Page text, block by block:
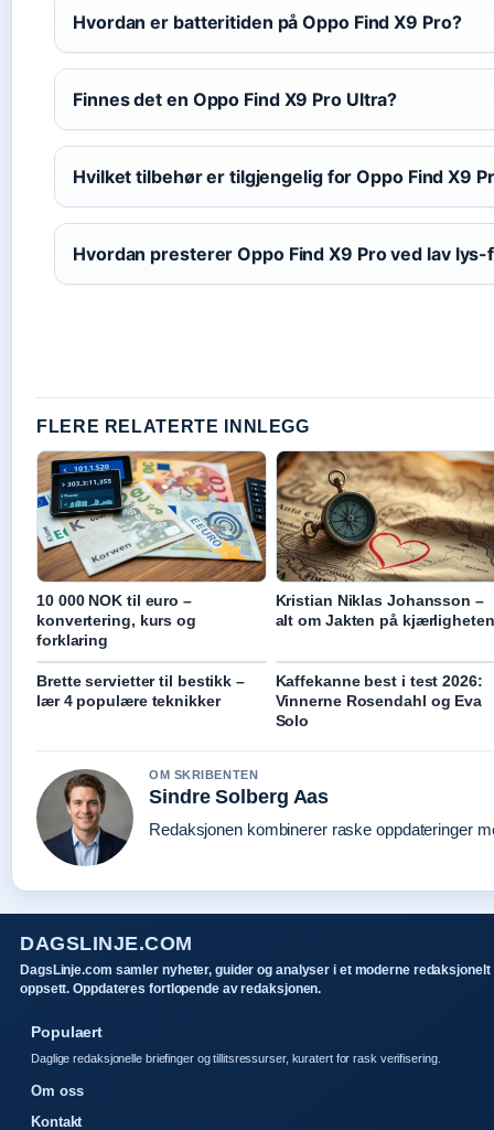
Hvordan er batteritiden på Oppo Find X9 Pro?
Finnes det en Oppo Find X9 Pro Ultra?
Hvilket tilbehør er tilgjengelig for Oppo Find X9
Hvordan presterer Oppo Find X9 Pro ved lav
FLERE RELATERTE INNLEGG
10 000 NOK til euro –
konvertering, kurs og
forklaring
Kristian Niklas Johansson –
alt om Jakten på kjærligheten
Brette servietter til bestikk –
lær 4 populære teknikker
Kaffekanne best i test 2026:
Vinnerne Rosendahl og Eva
Solo
OM SKRIBENTEN
Sindre Solberg Aas
Redaksjonen kombinerer raske oppdateringer
DAGSLINJE.COM
DagsLinje.com samler nyheter, guider og analyser i et moderne redaksjonelt
oppsett. Oppdateres fortlopende av redaksjonen.
Populaert
Daglige redaksjonelle briefinger og tillitsressurser, kuratert for rask verifisering.
Om oss
Kontakt